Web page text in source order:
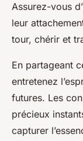
Assurez-vous
leur
tour, chérir et
En partageant
entretenez
futures. Les
précieux
capturer